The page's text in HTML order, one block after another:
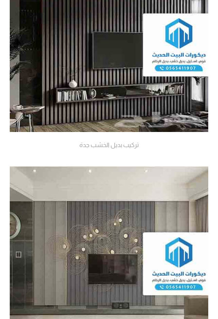
تركيب بديل الخشب جدة